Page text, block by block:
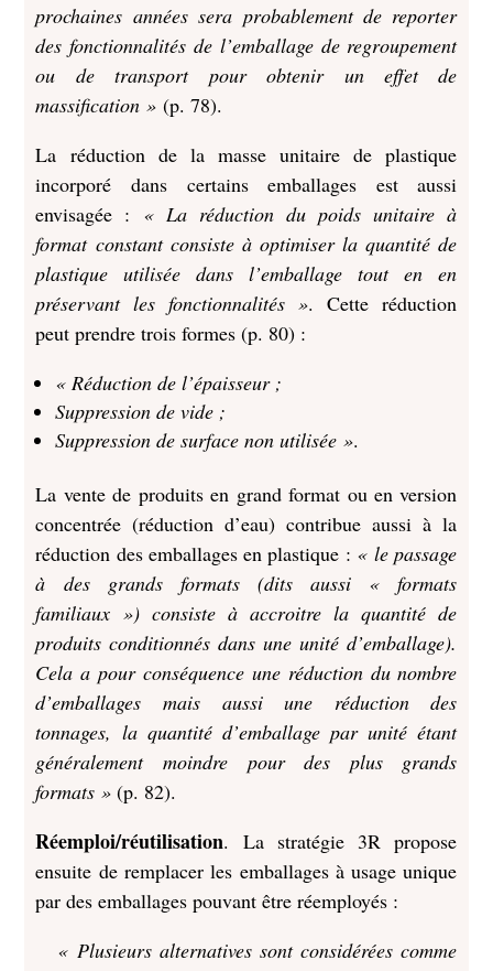
prochaines années sera probablement de reporter
des fonctionnalités de l’emballage de regroupement
ou de transport pour obtenir un effet de
massification »(p. 78).
La réduction de la masse unitaire de plastique
incorporé dans certains emballages est aussi
envisagée : « La réduction du poids unitaire à
format constant consiste à optimiser la quantité de
plastique utilisée dans l’emballage tout en en
préservant les fonctionnalités ». Cette réduction
peut prendre trois formes (p. 80) :
« Réduction de l’épaisseur ;
Suppression de vide ;
Suppression de surface non utilisée ».
La vente de produits en grand format ou en version
concentrée (réduction d’eau) contribue aussi à la
réduction des emballages en plastique : « le passage
à des grands formats (dits aussi « formats
familiaux ») consiste à accroitre la quantité de
produits conditionnés dans une unité d’emballage).
Cela a pour conséquence une réduction du nombre
d’emballages mais aussi une réduction des
tonnages, la quantité d’emballage par unité étant
généralement moindre pour des plus grands
formats » (p. 82).
Réemploi/réutilisation. La stratégie 3R propose
ensuite de remplacer les emballages à usage unique
par des emballages pouvant être réemployés :
« Plusieurs alternatives sont considérées comme